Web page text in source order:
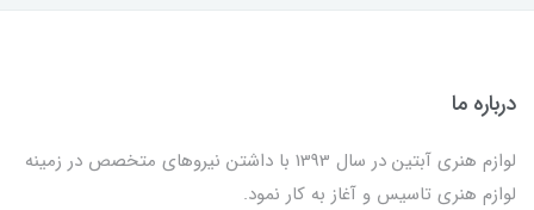
درباره ما
لوازم هنری آبتین در سال 1393 با داشتن نیروهای متخصص در زمینه
لوازم هنری تاسیس و آغاز به کار نمود.